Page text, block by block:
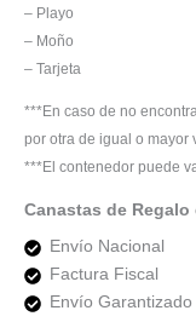
– Playo
– Moño
– Tarjeta
***En caso de no
por otra de igual o mayor
***El contenedor puede
Canastas de Regalo
Envío Nacional
Factura Fiscal
Envío Garantizado